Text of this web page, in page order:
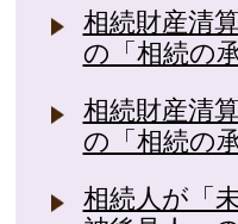
相続財産清
の「相続の
相続財産清
の「相続の
相続人が「